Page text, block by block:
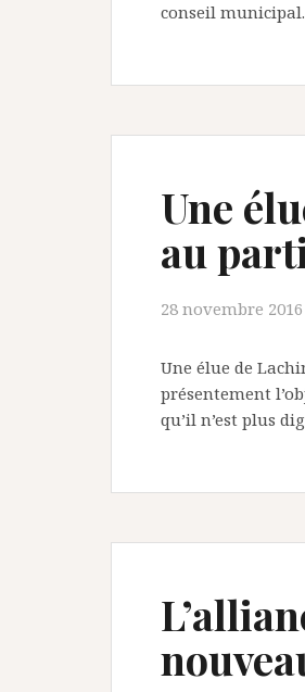
conseil municipal.
Une
au
28 novembre 2016
Une élue de
présentement
qu’il n’est plus